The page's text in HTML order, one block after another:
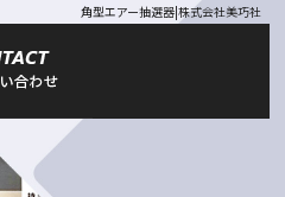
角型エアー抽選器|株式会社美巧社